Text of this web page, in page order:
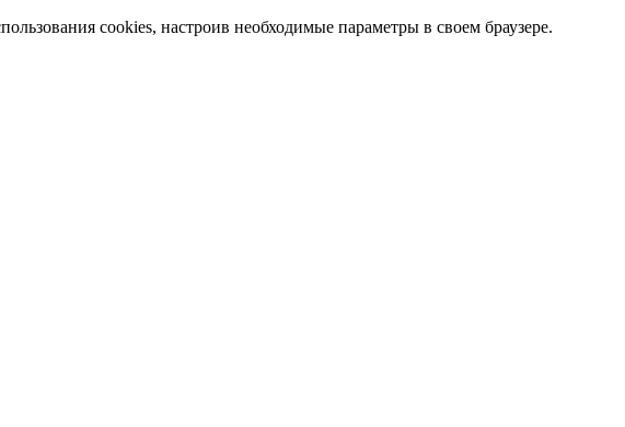
cookies, настроив необходимые параметры в своем браузере.